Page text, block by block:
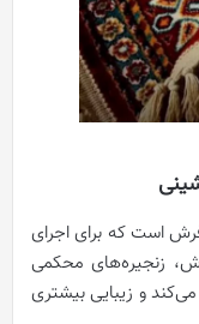
است که برای اجرای
زنجیره‌های محکمی
و زیبایی بیشتری